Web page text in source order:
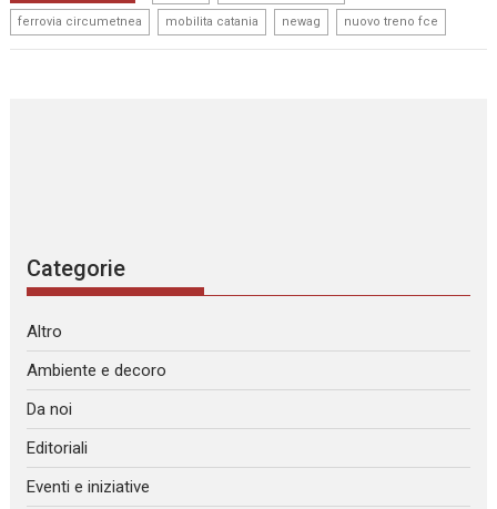
ferrovia circumetnea mobilita catania newag nuovo treno fce
Categorie
Altro
Ambiente e decoro
Da noi
Editoriali
Eventi e iniziative